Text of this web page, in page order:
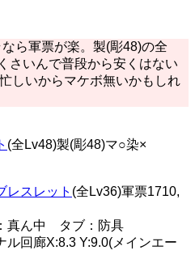
ら軍票が楽。製(彫48)の全
さいんで普段から安くはない
しいからマケボ無いかもしれ
(全Lv48)製(彫48)マ○染×
レスレット (全Lv36)軍票1710,
真ん中 タブ：防具
回廊X:8.3 Y:9.0(メインエー